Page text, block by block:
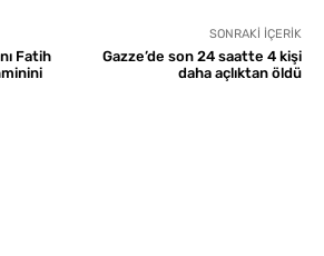
Fatih
SONRAKI İÇERIK
Gazze’de son 24 saatte 4 kişi
daha açlıktan öldü